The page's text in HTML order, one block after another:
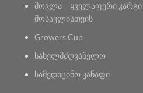
მოვლა – ყველაფერი კარგი
მოსავლისთვის
Growers Cup
სახელმძღვანელო
სამედიცინო კანაფი